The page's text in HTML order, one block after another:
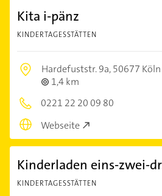
Kita i-pänz
KINDERTAGESSTÄTTEN
Hardefuststr. 9a,50677 Köln
1,4 km
0221 22 20 09 80
Webseite
Kinderladen eins-zwei-
KINDERTAGESSTÄTTEN